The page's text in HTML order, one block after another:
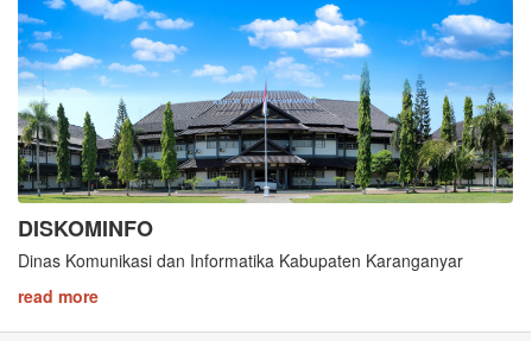
DISKOMINFO
Dinas Komunikasi dan Informatika Kabupaten Karanganyar
read more